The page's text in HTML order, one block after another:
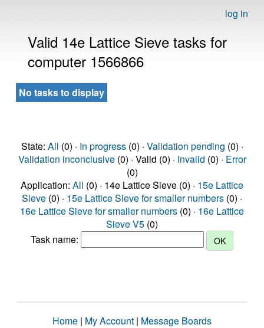
log in
Valid 14e Lattice Sieve tasks for
computer 1566866
No tasks to display
State: All (0) · In progress(0) · Validation pending (0) ·
Validation inconclusive(0) · Valid (0) · Invalid (0) · Error
(0)
Application: All (0) · 14e Lattice Sieve (0) · 15e Lattice
Sieve (0) · 15e Lattice Sieve for smaller numbers (0) ·
16e Lattice Sieve for smaller numbers (0) · 16e Lattice
Sieve V5 (0)
Task name:
Home | My Account | Message Boards